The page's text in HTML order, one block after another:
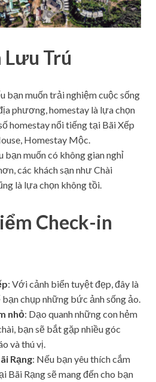
Trú
bạn muốn trải nghiệm cuộc sống
phương, homestay là lựa chọn
homestay nổi tiếng tại Bãi Xếp
Homestay Mộc.
bạn muốn có không gian nghỉ
các khách sạn như Chài
là lựa chọn không tồi.
Check-in
: Với cảnh biển tuyệt đẹp, đây là
chụp những bức ảnh sống ảo.
nhỏ: Dạo quanh những con hẻm
bạn sẽ bắt gặp nhiều góc
và thú vị.
Rạng: Nếu bạn yêu thích cắm
Bãi Rạng sẽ mang đến cho bạn